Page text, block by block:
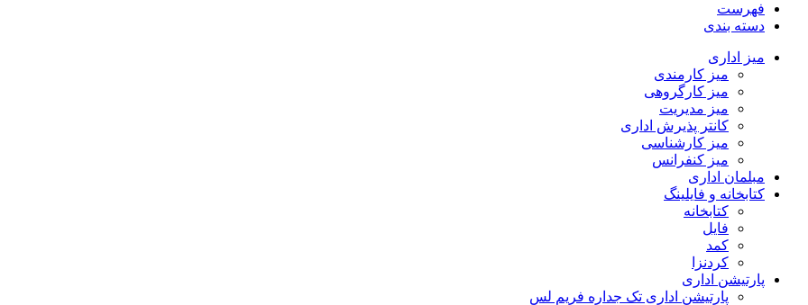
فهرست
دسته بندی
میز اداری
میز کارمندی
میز کارگروهی
میز مدیریت
کانتر پذیرش اداری
میز کارشناسی
میز کنفرانس
مبلمان اداری
کتابخانه و فایلینگ
کتابخانه
فایل
کمد
کردنزا
پارتیشن اداری
پارتیشن اداری تک جداره فریم لس